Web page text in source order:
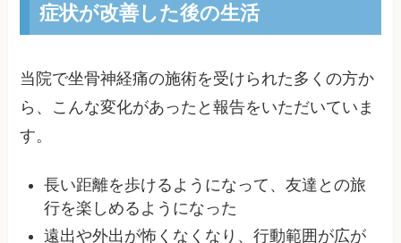
症状が改善した後の生活
当院で坐骨神経痛の施術を受けられた多くの方か
ら、こんな変化があったと報告をいただいていま
す。
長い距離を歩けるようになって、友達との旅
行を楽しめるようになった
遠出や外出が怖くなくなり、行動範囲が広が